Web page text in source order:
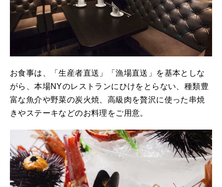
お食事は、「生産者直送」「漁場直送」を基本としな
がら、本場NYのレストランにひけをとらない、種類豊
富な魚介や野菜の炭火焼、高級肉を贅沢に使った串焼
きやステーキなどのお料理をご用意。